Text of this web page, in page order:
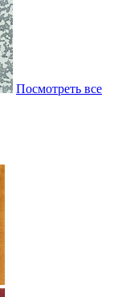
Посмотреть все